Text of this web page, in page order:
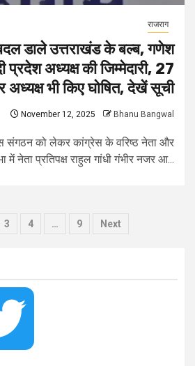
राजराग
डाले उत्तराखंड के बल्ब, गणेश
प्रदेश अध्यक्ष की जिम्मेदारी, 27
अध्यक्ष भी किए घोषित, देखें सूची
November 12, 2025 Bhanu Bangwal
संगठन को लेकर कांग्रेस के वरिष्ठ नेता और
में नेता प्रतिपक्ष राहुल गांधी गंभीर नजर आ...
3 4 … 9 Next